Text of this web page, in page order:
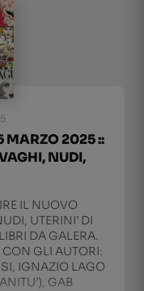
MARZO 2025 ::
NUDI,
IL NUOVO
UTERINI’ DI
DA GALERA.
CON GLI AUTORI:
IGNAZIO LAGO
GAB